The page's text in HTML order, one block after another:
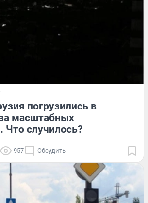
погрузились в
масштабных
Что случилось?
957 Обсудить